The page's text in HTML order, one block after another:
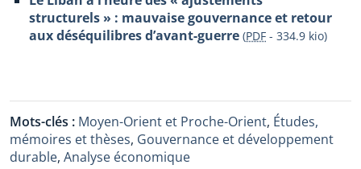
structurels » : mauvaise gouvernance et retour
aux déséquilibres d’avant-guerre (PDF - 334.9 kio)
Mots-clés : Moyen-Orient et Proche-Orient, Études,
mémoires et thèses, Gouvernance et développement
durable, Analyse économique